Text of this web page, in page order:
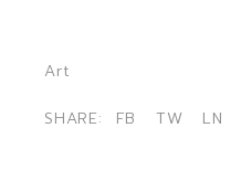
Art
SHARE: FB TW LN